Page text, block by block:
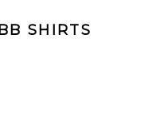
SHIRTS